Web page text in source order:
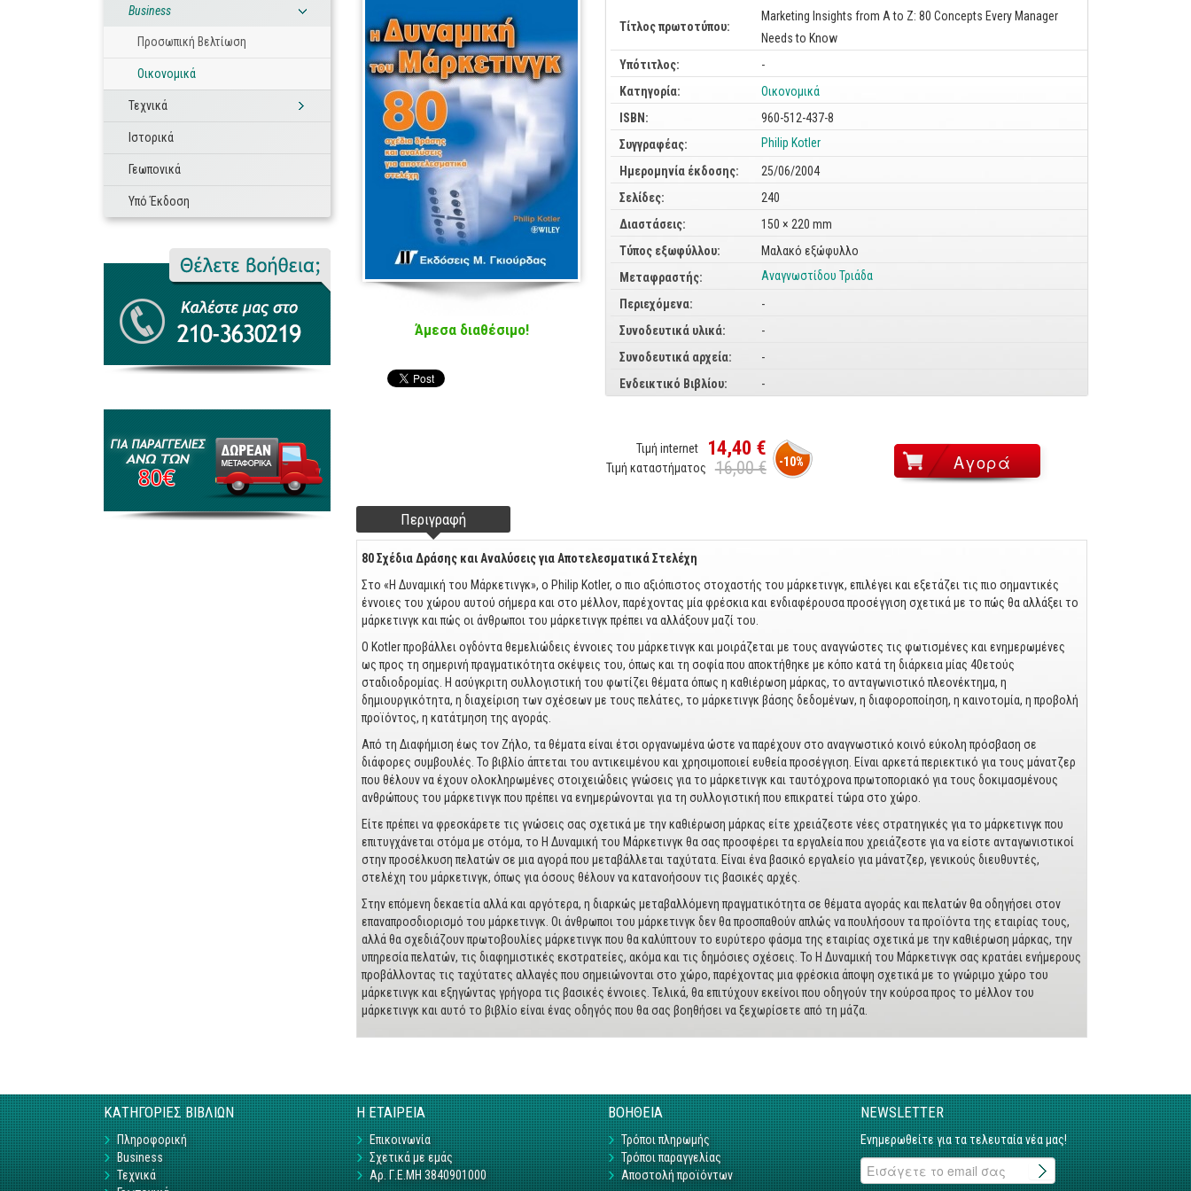
Business
Προσωπική Βελτίωση
Οικονομικά
Τεχνικά
Ιστορικά
Γεωπονικά
Υπό Έκδοση
Άμεσα διαθέσιμο!
Τίτλος πρωτοτύπου:
Marketing Insights from A to Z: 80 Concepts Every Manager
Needs to Know
Υπότιτλος:
-
Κατηγορία:
Οικονομικά
ISBN:
960-512-437-8
Συγγραφέας:
Philip Kotler
Ημερομηνία έκδοσης:
25/06/2004
Σελίδες:
240
Διαστάσεις:
150 × 220 mm
Τύπος εξωφύλλου:
Μαλακό εξώφυλλο
Μεταφραστής:
Αναγνωστίδου Τριάδα
Περιεχόμενα:
-
Συνοδευτικά υλικά:
-
Συνοδευτικά αρχεία:
-
Ενδεικτικό Βιβλίου:
-
-10%
Τιμή internet 14,40 €
Τιμή καταστήματος 16,00 €
Footer tabs
Περιγραφή
καρτέλα)
80 Σχέδια Δράσης και Αναλύσεις για Αποτελεσματικά Στελέχη
Στο «Η Δυναμική του Μάρκετινγκ», ο Philip Kotler, ο πιο αξιόπιστος στοχαστής του μάρκετινγκ, επιλέγει και εξετάζει τις πιο σημαντικές
έννοιες του χώρου αυτού σήμερα και στο μέλλον, παρέχοντας μία φρέσκια και ενδιαφέρουσα προσέγγιση σχετικά με το πώς θα αλλάξει το
μάρκετινγκ και πώς οι άνθρωποι του μάρκετινγκ πρέπει να αλλάξουν μαζί του.
Ο Kotler προβάλλει ογδόντα θεμελιώδεις έννοιες του μάρκετινγκ και μοιράζεται με τους αναγνώστες τις φωτισμένες και ενημερωμένες
ως προς τη σημερινή πραγματικότητα σκέψεις του, όπως και τη σοφία που αποκτήθηκε με κόπο κατά τη διάρκεια μίας 40ετούς
σταδιοδρομίας. Η ασύγκριτη συλλογιστική του φωτίζει θέματα όπως η καθιέρωση μάρκας, το ανταγωνιστικό πλεονέκτημα, η
δημιουργικότητα, η διαχείριση των σχέσεων με τους πελάτες, το μάρκετινγκ βάσης δεδομένων, η διαφοροποίηση, η καινοτομία, η προβολή
προϊόντος, η κατάτμηση της αγοράς.
Από τη Διαφήμιση έως τον Ζήλο, τα θέματα είναι έτσι οργανωμένα ώστε να παρέχουν στο αναγνωστικό κοινό εύκολη πρόσβαση σε
διάφορες συμβουλές. Το βιβλίο άπτεται του αντικειμένου και χρησιμοποιεί ευθεία προσέγγιση. Είναι αρκετά περιεκτικό για τους μάνατζερ
που θέλουν να έχουν ολοκληρωμένες στοιχειώδεις γνώσεις για το μάρκετινγκ και ταυτόχρονα πρωτοποριακό για τους δοκιμασμένους
ανθρώπους του μάρκετινγκ που πρέπει να ενημερώνονται για τη συλλογιστική που επικρατεί τώρα στο χώρο.
Είτε πρέπει να φρεσκάρετε τις γνώσεις σας σχετικά με την καθιέρωση μάρκας είτε χρειάζεστε νέες στρατηγικές για το μάρκετινγκ που
επιτυγχάνεται στόμα με στόμα, το Η Δυναμική του Μάρκετινγκ θα σας προσφέρει τα εργαλεία που χρειάζεστε για να είστε ανταγωνιστικοί
στην προσέλκυση πελατών σε μια αγορά που μεταβάλλεται ταχύτατα. Είναι ένα βασικό εργαλείο για μάνατζερ, γενικούς διευθυντές,
στελέχη του μάρκετινγκ, όπως για όσους θέλουν να κατανοήσουν τις βασικές αρχές.
Στην επόμενη δεκαετία αλλά και αργότερα, η διαρκώς μεταβαλλόμενη πραγματικότητα σε θέματα αγοράς και πελατών θα οδηγήσει στον
επαναπροσδιορισμό του μάρκετινγκ. Οι άνθρωποι του μάρκετινγκ δεν θα προσπαθούν απλώς να πουλήσουν τα προϊόντα της εταιρίας τους,
αλλά θα σχεδιάζουν πρωτοβουλίες μάρκετινγκ που θα καλύπτουν το ευρύτερο φάσμα της εταιρίας σχετικά με την καθιέρωση μάρκας, την
υπηρεσία πελατών, τις διαφημιστικές εκστρατείες, ακόμα και τις δημόσιες σχέσεις. Το Η Δυναμική του Μάρκετινγκ σας κρατάει ενήμερους
προβάλλοντας τις ταχύτατες αλλαγές που σημειώνονται στο χώρο, παρέχοντας μια φρέσκια άποψη σχετικά με το γνώριμο χώρο του
μάρκετινγκ και εξηγώντας γρήγορα τις βασικές έννοιες. Τελικά, θα επιτύχουν εκείνοι που οδηγούν την κούρσα προς το μέλλον του
μάρκετινγκ και αυτό το βιβλίο είναι ένας οδηγός που θα σας βοηθήσει να ξεχωρίσετε από τη μάζα.
ΚΑΤΗΓΟΡΙΕΣ ΒΙΒΛΙΩΝ
Πληροφορική
Business
Τεχνικά
Η ΕΤΑΙΡΕΙΑ
Επικοινωνία
Σχετικά με εμάς
Αρ. Γ.Ε.ΜΗ 3840901000
ΒΟΗΘΕΙΑ
Τρόποι πληρωμής
Τρόποι παραγγελίας
Αποστολή προϊόντων
NEWSLETTER
Ενημερωθείτε για τα τελευταία νέα μας!